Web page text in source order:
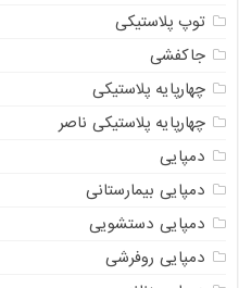
توپ پلاستیکی
جاکفشی
چهارپایه پلاستیکی
چهارپایه پلاستیکی ناصر
دمپایی
دمپایی بیمارستانی
دمپایی دستشویی
دمپایی روفرشی